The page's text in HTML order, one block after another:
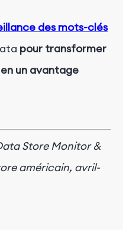
des mots-clés
pour transformer
un avantage
Store Monitor &
américain, avril-